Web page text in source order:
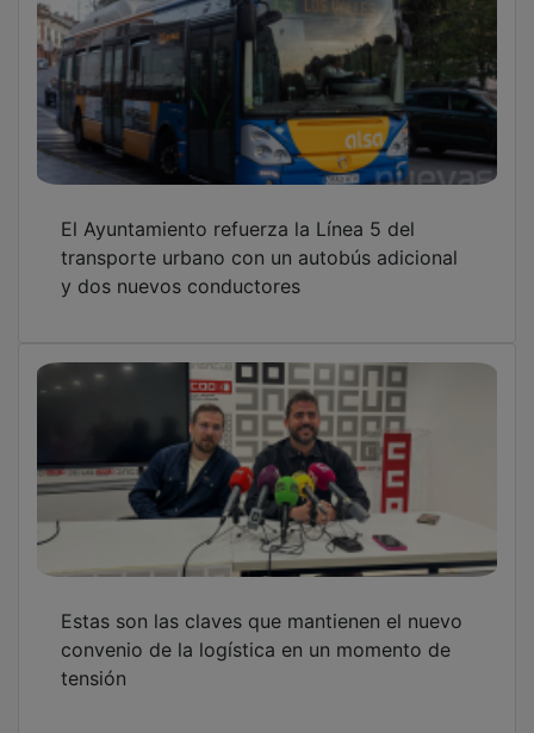
transporte urbano con un autobús adicional
y dos nuevos conductores
convenio de la logística en un momento de
tensión